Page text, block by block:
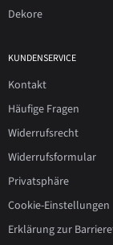
Dekore
KUNDENSERVICE
Kontakt
Häufige Fragen
Widerrufsrecht
Widerrufsformular
Privatsphäre
Cookie-Einstellungen
Erklärung zur